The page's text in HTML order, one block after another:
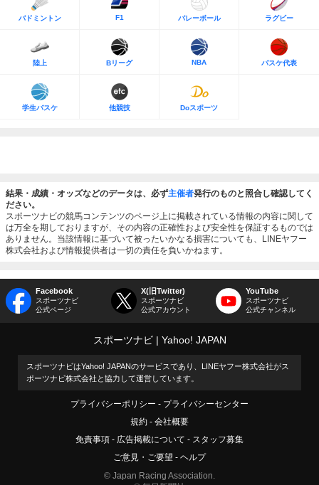
バドミントン F1 バレーボール ラグビー
陸上 Bリーグ NBA バスケ代表
学生バスケ 他競技 Doスポーツ
結果・成績・オッズなどのデータは、必ず主催者発行のものと照合し確認してく
ださい。
スポーツナビの競馬コンテンツのページ上に掲載されている情報の内容に関して
は万全を期しておりますが、その内容の正確性および安全性を保証するものでは
ありません。当該情報に基づいて被ったいかなる損害についても、LINEヤフー
株式会社および情報提供者は一切の責任を負いかねます。
Facebook
スポーツナビ
公式ページ
X(旧Twitter)
スポーツナビ
公式アカウント
YouTube
スポーツナビ
公式チャンネル
スポーツナビ Yahoo! JAPAN
スポーツナビはYahoo! JAPANのサービスであり、LINEヤフー株式会社がス
ポーツナビ株式会社と協力して運営しています。
プライバシーポリシー
プライバシーセンター
規約
会社概要
免責事項
広告掲載について
スタッフ募集
ご意見・ご要望
ヘルプ
© Japan Racing Association.